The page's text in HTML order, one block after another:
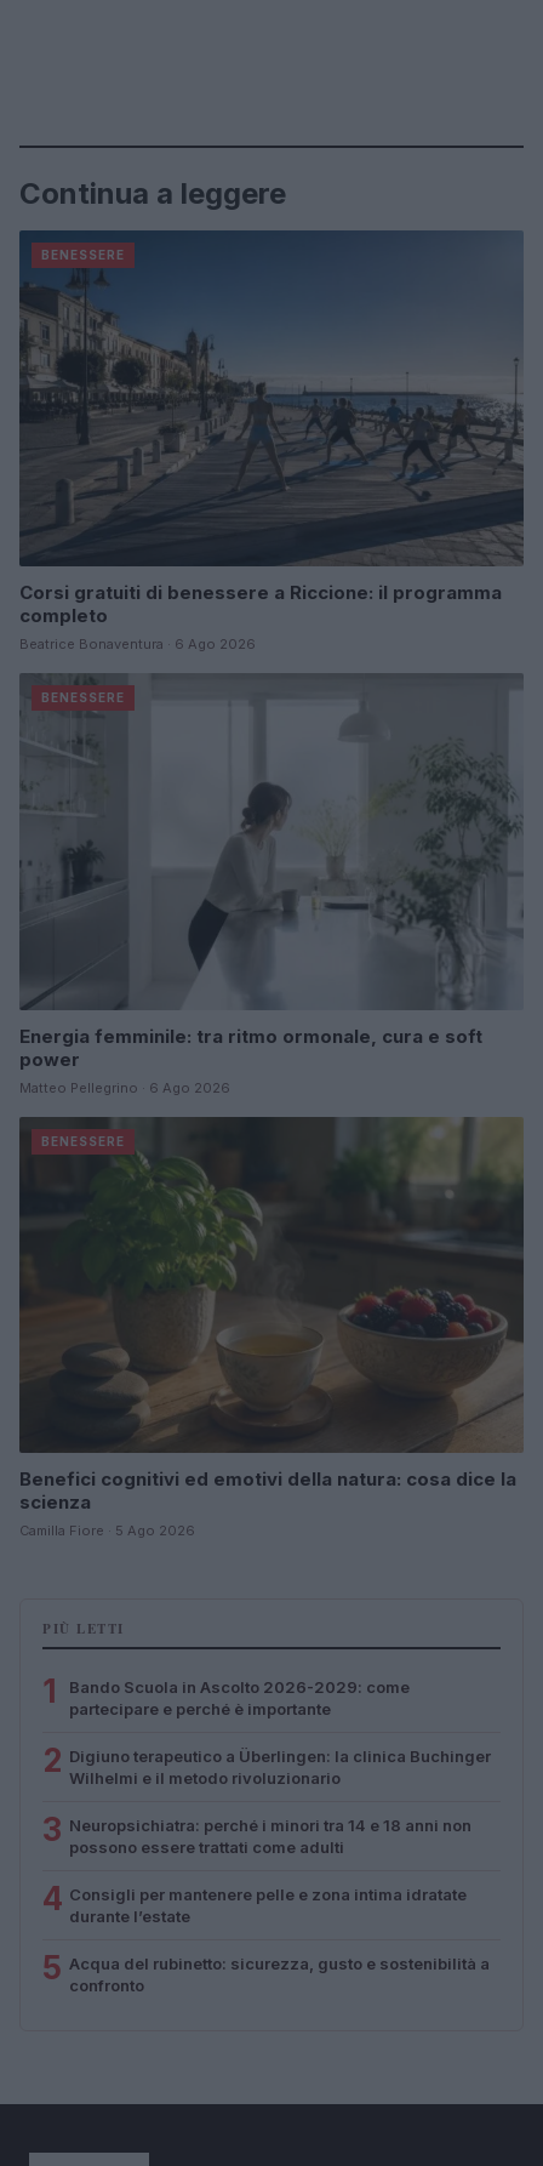
Continua a leggere
BENESSERE
Corsi gratuiti di benessere a Riccione: il programma
completo
Beatrice Bonaventura · 6 Ago 2026
BENESSERE
Energia femminile: tra ritmo ormonale, cura e soft
power
Matteo Pellegrino · 6 Ago 2026
BENESSERE
Benefici cognitivi ed emotivi della natura: cosa dice la
scienza
Camilla Fiore · 5 Ago 2026
PIÙ LETTI
1
Bando Scuola in Ascolto 2026-2029: come
partecipare e perché è importante
2 Digiuno terapeutico a Überlingen: la clinica Buchinger
Wilhelmi e il metodo rivoluzionario
3 Neuropsichiatra: perché i minori tra 14 e 18 anni non
possono essere trattati come adulti
4 Consigli per mantenere pelle e zona intima idratate
durante l’estate
5 Acqua del rubinetto: sicurezza, gusto e sostenibilità a
confronto